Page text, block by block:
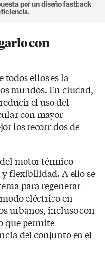
por un diseño fastback
con
ellos es la
mundos. En ciudad,
el uso del
con mayor
los recorridos de
motor térmico
flexibilidad. A ello se
para regenerar
eléctrico en
urbanos, incluso con
que permite
del conjunto en el